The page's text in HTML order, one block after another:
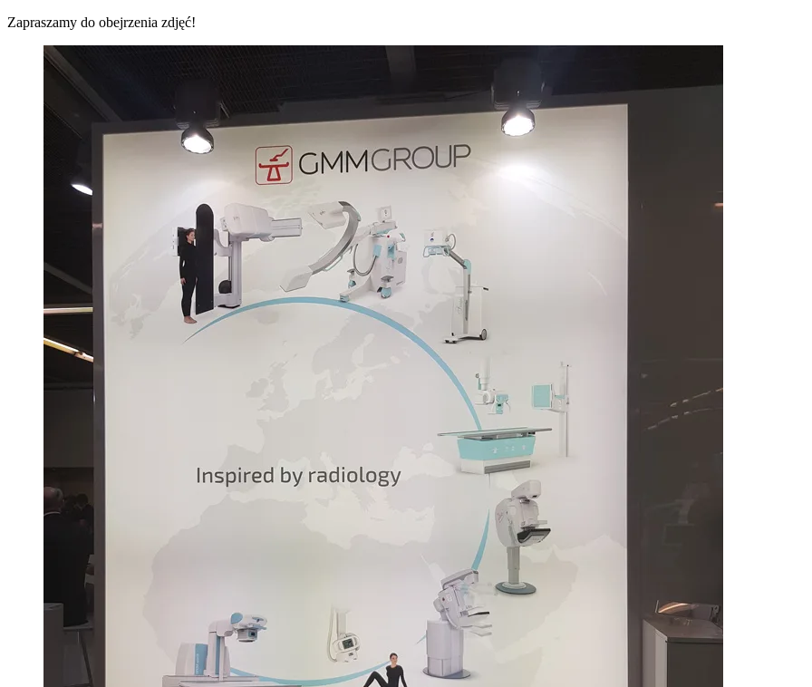
Zapraszamy do obejrzenia zdjęć!